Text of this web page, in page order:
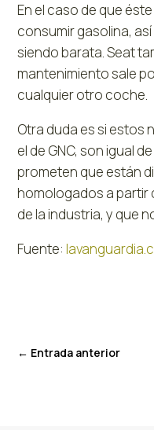
En el caso de que
consumir gasolina,
siendo barata. Seat
mantenimiento sale
cualquier otro coche.
Otra duda es si
el de GNC, son igual
prometen que están
homologados a partir
de la industria, y que
Fuente:
← Entrada anterior